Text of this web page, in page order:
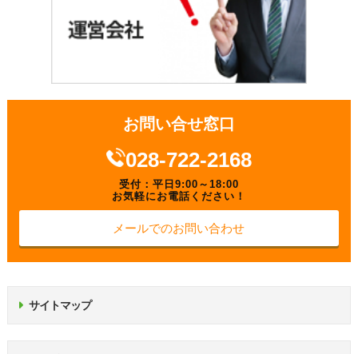
お問い合せ窓口
028-722-2168
受付：平日9:00～18:00
お気軽にお電話ください！
メールでのお問い合わせ
サイトマップ